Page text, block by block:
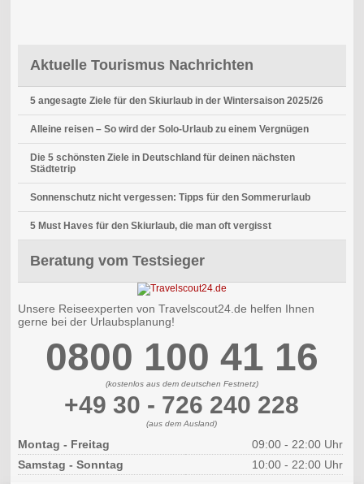
Aktuelle Tourismus Nachrichten
5 angesagte Ziele für den Skiurlaub in der Wintersaison 2025/26
Alleine reisen – So wird der Solo-Urlaub zu einem Vergnügen
Die 5 schönsten Ziele in Deutschland für deinen nächsten
Städtetrip
Sonnenschutz nicht vergessen: Tipps für den Sommerurlaub
5 Must Haves für den Skiurlaub, die man oft vergisst
Beratung vom Testsieger
Unsere Reiseexperten von Travelscout24.de helfen Ihnen
gerne bei der Urlaubsplanung!
0800 100 41 16
(kostenlos aus dem deutschen Festnetz)
+49 30 - 726 240 228
(aus dem Ausland)
Montag - Freitag
09:00 - 22:00 Uhr
Samstag - Sonntag
10:00 - 22:00 Uhr